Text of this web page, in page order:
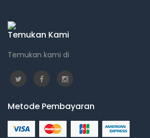
Temukan Kami
Temukan kami di
Metode Pembayaran